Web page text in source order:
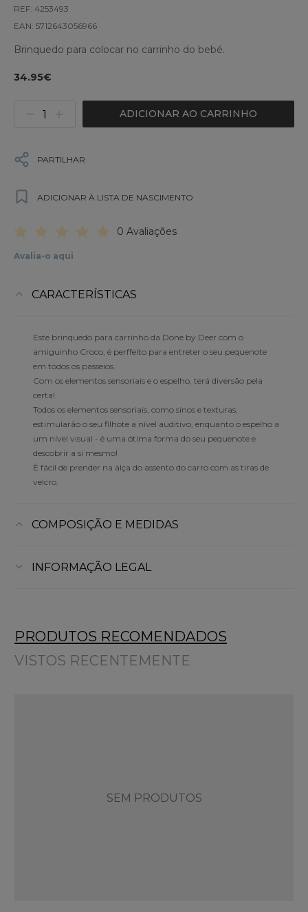
REF: 4253493
EAN: 5712643056966
Brinquedo para colocar no carrinho do bebé.
34.95€
ADICIONAR AO CARRINHO
PARTILHAR
ADICIONAR À LISTA DE NASCIMENTO
0 Avaliações
Avalia-o aqui
CARACTERÍSTICAS
Este brinquedo para carrinho da Done by Deer com o
amiguinho Croco, é perffeito para entreter o seu pequenote
em todos os passeios.
Com os elementos sensoriais e o espelho, terá diversão pela
certa!
Todos os elementos sensoriais, como sinos e texturas,
estimularão o seu filhote a nível auditivo, enquanto o espelho a
um nível visual - é uma ótima forma do seu pequenote e
descobrir a si mesmo!
É fácil de prender na alça do assento do carro com as tiras de
velcro.
COMPOSIÇÃO E MEDIDAS
INFORMAÇÃO LEGAL
PRODUTOS RECOMENDADOS
VISTOS RECENTEMENTE
SEM PRODUTOS